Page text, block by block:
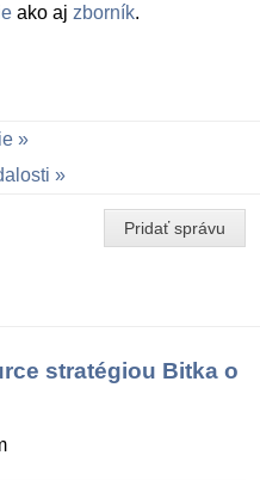
ako aj zborník.
Pridať správu
stratégiou Bitka o